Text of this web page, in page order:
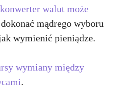
konwerter walut może
mądrego wyboru
wymienić pieniądze.
wymiany między
.